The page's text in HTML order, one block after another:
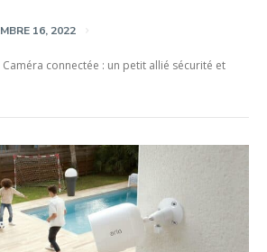
16, 2022
Caméra connectée : un petit allié sécurité et